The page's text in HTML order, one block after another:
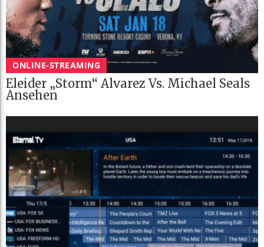
ONLINE-STREAMING
Eleider „Storm“ Alvarez Vs. Michael Seals
Ansehen